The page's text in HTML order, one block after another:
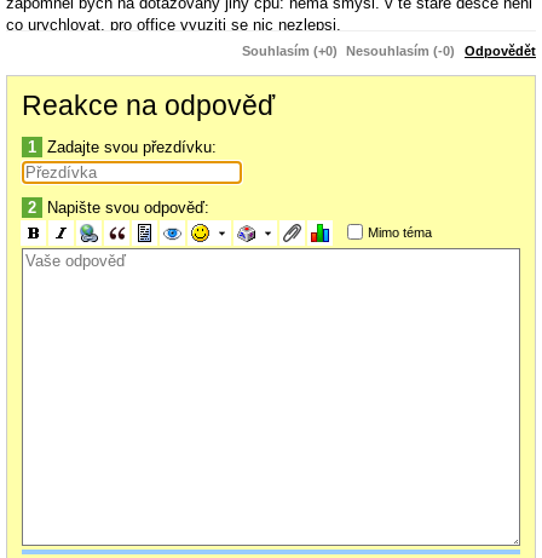
co urychlovat, pro office vyuziti se nic nezlepsi.
ano, typ bez "s" ma vice bodu, taky vic zere a hlavne tvuj problem to
tady pan dole pise o lagujici mysi, ma to jisty smysl: mel bys router blizko
stolu a bezdratovy mys, pak muzes pozorovat interference. a pokud by mel
pc i wifi pripojeni, dalo by se o nejake kolizi uvazovat.
Souhlasím (+0) Nesouhlasím (-0) Odpovědět
Reakce na odpověď
1 Zadajte svou přezdívku:
2 Napište svou odpověď:
Mimo téma